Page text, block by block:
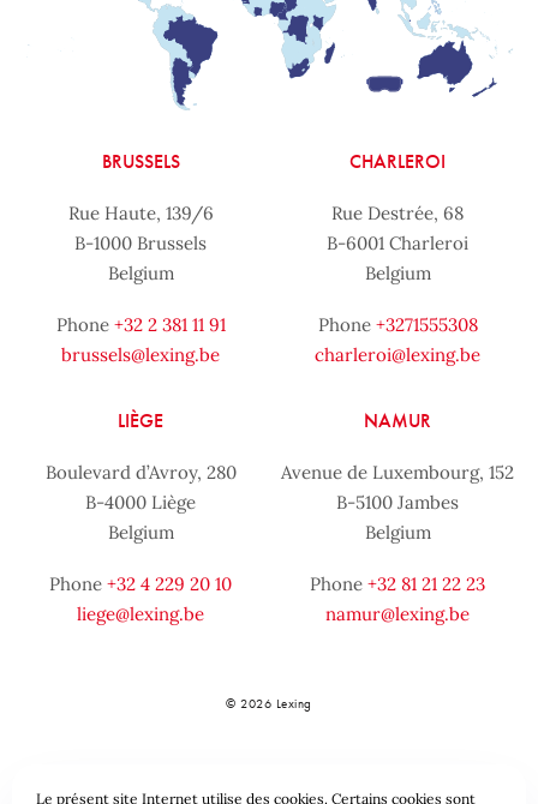
BRUSSELS
Rue Haute, 139/6
B-1000 Brussels
Belgium
Phone +32 2 381 11 91
brussels@lexing.be
CHARLEROI
Rue Destrée, 68
B-6001 Charleroi
Belgium
Phone +3271555308
charleroi@lexing.be
LIÈGE
Boulevard d’Avroy, 280
B-4000 Liège
Belgium
Phone +32 4 229 20 10
liege@lexing.be
NAMUR
Avenue de Luxembourg, 152
B-5100 Jambes
Belgium
Phone +32 81 21 22 23
namur@lexing.be
© 2026 Lexing
Le présent site Internet utilise des cookies. Certains cookies sont